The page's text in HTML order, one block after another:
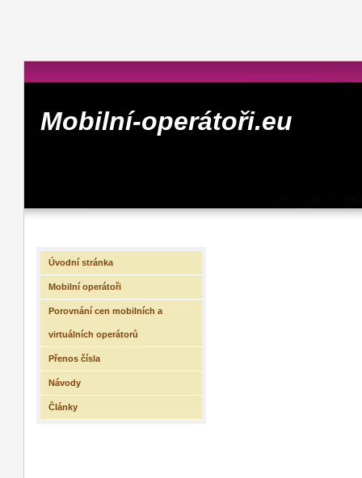
Mobilní-operátoři.eu
Úvodní stránka
Mobilní operátoři
Porovnání cen mobilních a
virtuálních operátorů
Přenos čísla
Návody
Články